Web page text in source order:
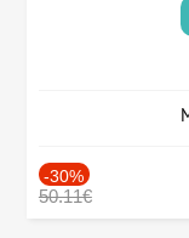
-30%
50.11€